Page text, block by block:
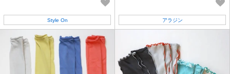
Style On アラジン